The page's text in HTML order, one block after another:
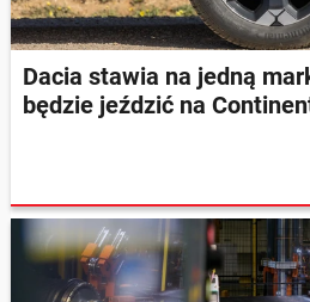
Dacia stawia na jedną
będzie jeździć na